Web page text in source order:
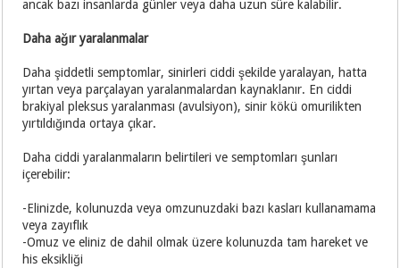
ancak bazı insanlarda günler veya daha uzun süre kalabilir.
Daha ağır yaralanmalar
Daha şiddetli semptomlar, sinirleri ciddi şekilde yaralayan, hatta
yırtan veya parçalayan yaralanmalardan kaynaklanır. En ciddi
brakiyal pleksus yaralanması (avulsiyon), sinir kökü omurilikten
yırtıldığında ortaya çıkar.
Daha ciddi yaralanmaların belirtileri ve semptomları şunları
içerebilir:
-Elinizde, kolunuzda veya omzunuzdaki bazı kasları kullanamama
veya zayıflık
-Omuz ve eliniz de dahil olmak üzere kolunuzda tam hareket ve
his eksikliği